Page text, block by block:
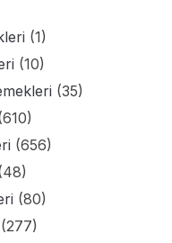
(1)
(10)
(35)
(656)
(80)
(277)